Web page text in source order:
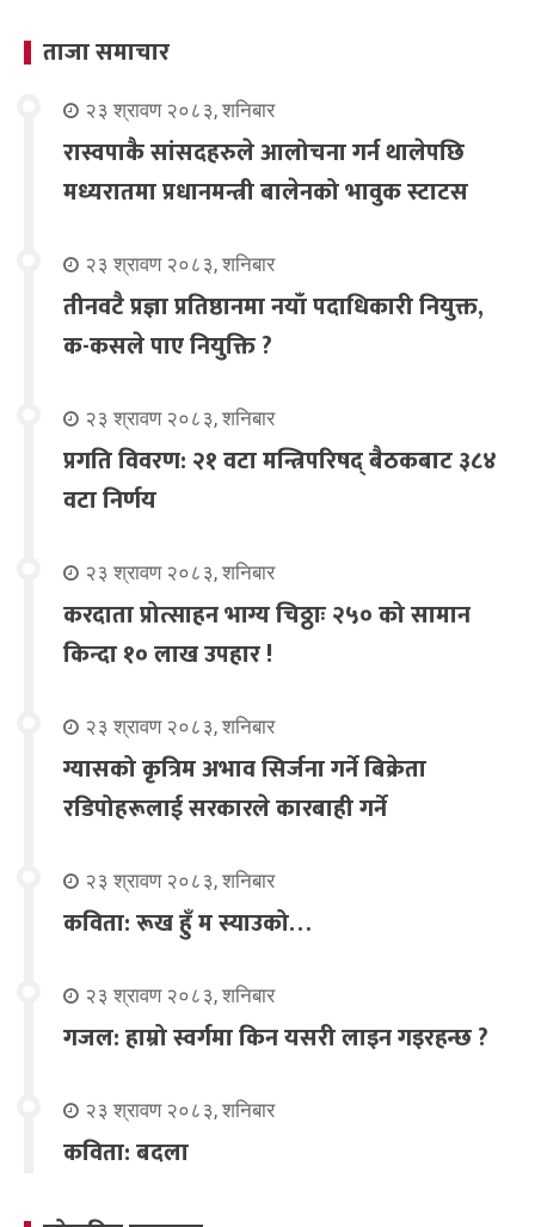
ताजा समाचार
२३ श्रावण २०८३, शनिबार
रास्वपाकै सांसदहरुले आलोचना गर्न थालेपछि
मध्यरातमा प्रधानमन्त्री बालेनको भावुक स्टाटस
२३ श्रावण २०८३, शनिबार
तीनवटै प्रज्ञा प्रतिष्ठानमा नयाँ पदाधिकारी नियुक्त,
क-कसले पाए नियुक्ति ?
२३ श्रावण २०८३, शनिबार
प्रगति विवरण: २१ वटा मन्त्रिपरिषद् बैठकबाट ३८४
वटा निर्णय
२३ श्रावण २०८३, शनिबार
करदाता प्रोत्साहन भाग्य चिठ्ठाः २५० को सामान
किन्दा १० लाख उपहार !
२३ श्रावण २०८३, शनिबार
ग्यासको कृत्रिम अभाव सिर्जना गर्ने बिक्रेता
रडिपोहरूलाई सरकारले कारबाही गर्ने
२३ श्रावण २०८३, शनिबार
कविता: रूख हुँ म स्याउको…
२३ श्रावण २०८३, शनिबार
गजल: हाम्रो स्वर्गमा किन यसरी लाइन गइरहन्छ ?
२३ श्रावण २०८३, शनिबार
कविता: बदला